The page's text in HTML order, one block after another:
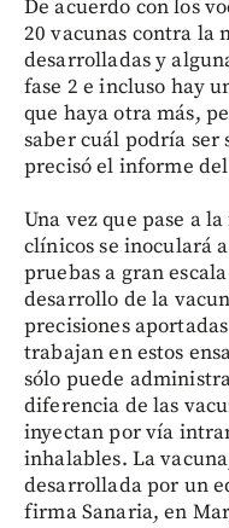
De acuerdo con los
20 vacunas contra la
desarrolladas y
fase 2 e incluso hay
que haya otra más,
saber cuál podría ser
precisó el informe
Una vez que pase a
clínicos se inoculará
pruebas a gran
desarrollo de la
precisiones
trabajan en estos
sólo puede
diferencia de las
inyectan por vía
inhalables. La
desarrollada por un
firma Sanaria, en